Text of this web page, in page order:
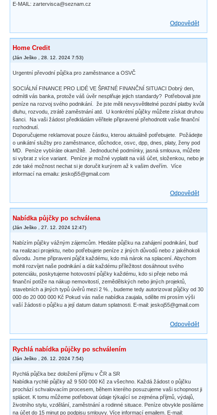
E-MAIL: zartervisca@seznam.cz
Odpovědět
Home Credit
(Ján Ješko 28. 12. 2024 7:53)
Urgentní převodní půjčka pro zaměstnance a OSVČ
SOCIÁLNÍ FINANCE PRO LIDÉ VE ŠPATNÉ FINANČNÍ SITUACI Dobrý den,
odmítli vás banka, protože váš úvěr nesplňuje jejich standardy? Potřebovali jste
peníze na rozvoj svého podnikání. že jste měli nevysvětlitelné pozdní platby kvůli
dluhu, rozvodu, ztrátě zaměstnání atd. U konkrétní půjčky můžete získat druhou
šanci. Na vaši žádost předkládám věřitele připravené přehodnotit vaše finanční
rozhodnutí.
Doporučujeme reklamovat pouze částku, kterou aktuálně potřebujete. Požádejte
o unikátní služby pro zaměstnance, důchodce, osvc, dpp, dnes, platy, ženy pod
MD. Peníze vybíráte okamžitě. Jednoduché podmínky, jasná smlouva, můžete
si vybrat z více variant. Peníze je možné vyplatit na váš účet, složenkou, nebo je
zde také možnost nechat si je doručit kurýrem až k vašim dveřím. Více
informací na emailu: jeskoj55@gmail.com
Odpovědět
Nabídka půjčky po schválena
(Ján Ješko 27. 12. 2024 12:47)
Nabízím půjčky vážným zájemcům. Hledáte půjčku na zahájení podnikání, buď
na realizaci projektu, nebo potřebujete peníze z jiných důvodů nebo z jakéhokoli
důvodu. Jsme připraveni půjčit každému, kdo má nárok na splacení. Abychom
mohli rozvíjet naše podnikání a dát každému příležitost dosáhnout svého
potenciálu, poskytujeme hotovostní půjčky každému, kdo si přeje nebo má
finanční potíže na nákup nemovitostí, zemědělských nebo jiných projektů,
stavebních a jiných typů úvěrů mezi 2 %. , budeme tedy autorizovat půjčky od 30
000 do 20 000 000 Kč Pokud vás naše nabídka zaujala, sdělte mi prosím výši
vaší žádosti o půjčku a její datum datum splatnosti. E-mail: jeskoj55@gmail.com
Odpovědět
Rychlá nabídka půjčky po schválením
(Ján Ješko , 26. 12. 2024 7:54)
Rychlá půjčka bez doložení příjmu v ČR a SR
Nabídka rychlé půjčky až 9 500 000 Kč za všechno. Každá žádost o půjčku
prochází schvalovacím procesem, během kterého posuzujeme vaši schopnost ji
splácet. K tomu můžeme potřebovat údaje týkající se zejména příjmů, výdajů,
životního stylu, vzdělání, zaměstnání a rodinné situace. Peníze obvykle posíláme
na účet do 15 minut po podpisu smlouvy. Více informací emailem. E-mail: